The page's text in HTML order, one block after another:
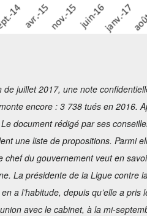
de juillet 2017, une note
encore : 3 738 tués en 2016.
document rédigé par ses
une liste de propositions. Parmi
du gouvernement veut en
La présidente de la Ligue contre
a l’habitude, depuis qu’elle a
avec le cabinet, à la mi-